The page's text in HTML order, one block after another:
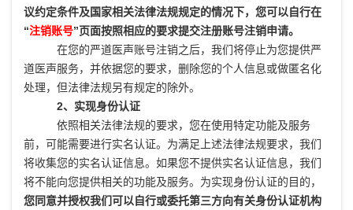
议约定条件及国家相关法律法规规定的情况下，您可以自行在
“注销账号”页面按照相应的要求提交注册账号注销申请。
在您的严道医声账号注销之后，我们将停止为您提供严
道医声服务，并依据您的要求，删除您的个人信息或做匿名化
处理，但法律法规另有规定的除外。
2、实现身份认证
依照相关法律法规的要求，您在使用特定功能及服务
前，可能需要进行实名认证。为满足上述法律法规要求，我们
将收集您的实名认证信息。如果您不提供实名认证信息，我们
将不能向您提供相关的功能及服务。为实现身份认证的目的，
您同意并授权我们可以自行或委托第三方向有关身份认证机构